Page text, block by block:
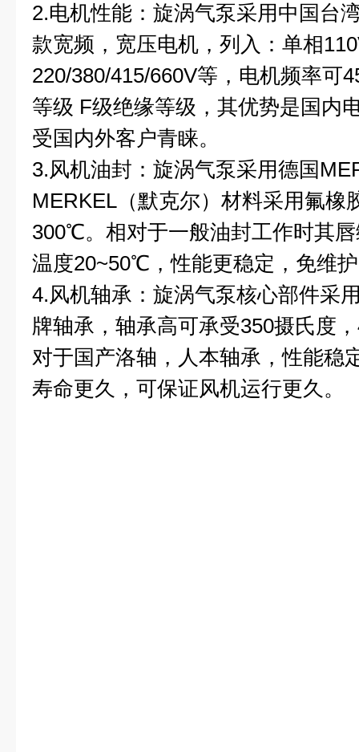
2.电机性能：旋涡气泵采用中国台
款宽频，宽压电机，列入：单相
220/380/415/660V等，电机频率可
等级 F级绝缘等级，其优势是国内
受国内外客户青睐。
3.风机油封：旋涡气泵采用德国
MERKEL（默克尔）材料采用氟
300℃。相对于一般油封工作时其
温度20~50℃，性能更稳定，免维
4.风机轴承：旋涡气泵核心部件采
牌轴承，轴承高可承受350摄氏度
对于国产洛轴，人本轴承，性能稳
寿命更久，可保证风机运行更久。